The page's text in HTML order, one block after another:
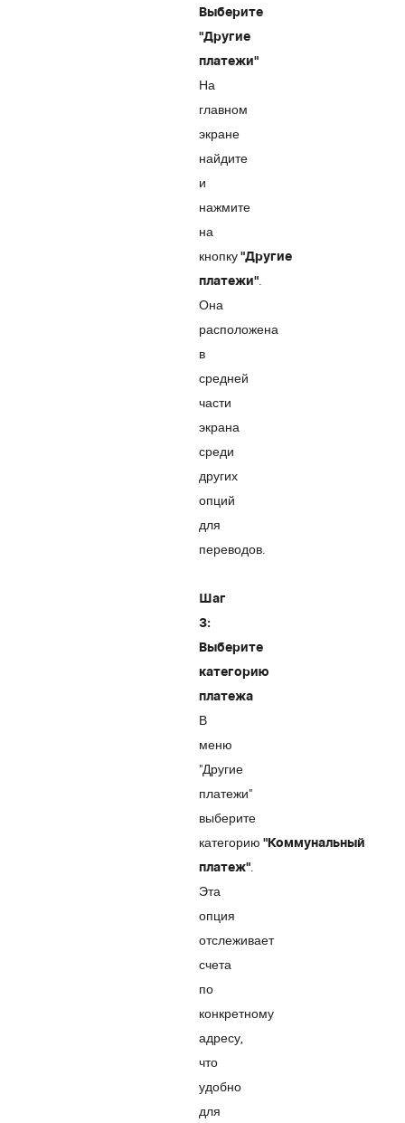
Выберите
"Другие
платежи"
На
главном
экране
найдите
и
нажмите
на
кнопку "Другие
платежи".
Она
расположена
в
средней
части
экрана
среди
других
опций
для
переводов.
Шаг
3:
Выберите
категорию
платежа
В
меню
"Другие
платежи"
выберите
категорию "Коммунальный
платеж".
Эта
опция
отслеживает
счета
по
конкретному
адресу,
что
удобно
для